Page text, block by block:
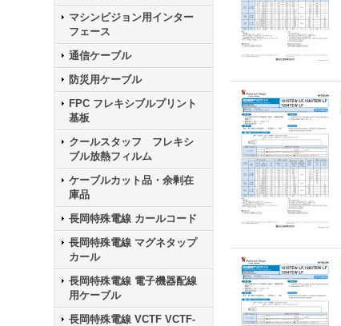
マシンビジョン用インター
フェース
通信ケーブル
防災用ケーブル
FPC フレキシブルプリント
基板
クールスタッフ フレキシ
ブル放熱フィルム
ケーブルカット品・余剰在
庫品
長岡特殊電線 カールコード
長岡特殊電線 マグネタップ
カール
長岡特殊電線 電子機器配線
用ケーブル
長岡特殊電線 VCTF VCTF-